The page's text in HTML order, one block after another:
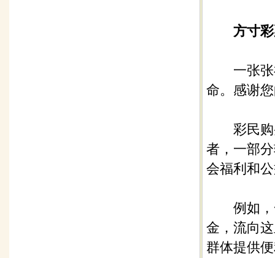
方寸
一张张福
命。感谢
彩民购买
者，一部
会福利和
例如，一
金，流向
群体提供